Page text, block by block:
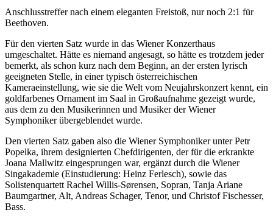
Anschlusstreffer nach einem eleganten Freistoß, nur noch 2:1 für
Beethoven.
Für den vierten Satz wurde in das Wiener Konzerthaus
umgeschaltet. Hätte es niemand angesagt, so hätte es trotzdem jeder
bemerkt, als schon kurz nach dem Beginn, an der ersten lyrisch
geeigneten Stelle, in einer typisch österreichischen
Kameraeinstellung, wie sie die Welt vom Neujahrskonzert kennt, ein
goldfarbenes Ornament im Saal in Großaufnahme gezeigt wurde,
aus dem zu den Musikerinnen und Musiker der Wiener
Symphoniker übergeblendet wurde.
Den vierten Satz gaben also die Wiener Symphoniker unter Petr
Popelka, ihrem designierten Chefdirigenten, der für die erkrankte
Joana Mallwitz eingesprungen war, ergänzt durch die Wiener
Singakademie (Einstudierung: Heinz Ferlesch), sowie das
Solistenquartett Rachel Willis-Sørensen, Sopran, Tanja Ariane
Baumgartner, Alt, Andreas Schager, Tenor, und Christof Fischesser,
Bass.